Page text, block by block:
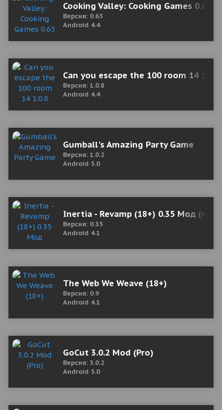
Cooking Valley: Cooking Games 0.65
Версия: 0.65
Android 4.4
Can you escape the 100 room 14
Версия: 1.0.8
Android 4.4
Gumball's Amazing Party Game
Версия: 1.0.2
Android 5.0
Inertia - Revamp (18+) 0.35 Мод
Версия: 0.35
Android 4.1
The Web We Weave (18+)
Версия: 0.9
Android 4.1
GoCut 3.0.2 Mod (Pro)
Версия: 3.0.2
Android 5.0